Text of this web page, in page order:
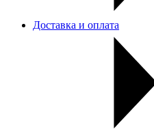
Доставка и оплата